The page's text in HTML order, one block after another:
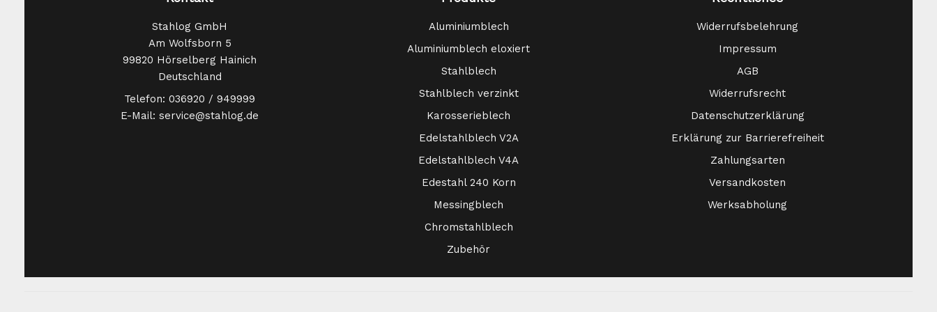
Stahlog GmbH
Am Wolfsborn 5
99820 Hörselberg Hainich
Deutschland
Telefon: 036920 / 949999
E-Mail: service@stahlog.de
Aluminiumblech
Aluminiumblech eloxiert
Stahlblech
Stahlblech verzinkt
Karosserieblech
Edelstahlblech V2A
Edelstahlblech V4A
Edestahl 240 Korn
Messingblech
Chromstahlblech
Zubehör
Widerrufsbelehrung
Impressum
AGB
Widerrufsrecht
Datenschutzerklärung
Erklärung zur Barrierefreiheit
Zahlungsarten
Versandkosten
Werksabholung